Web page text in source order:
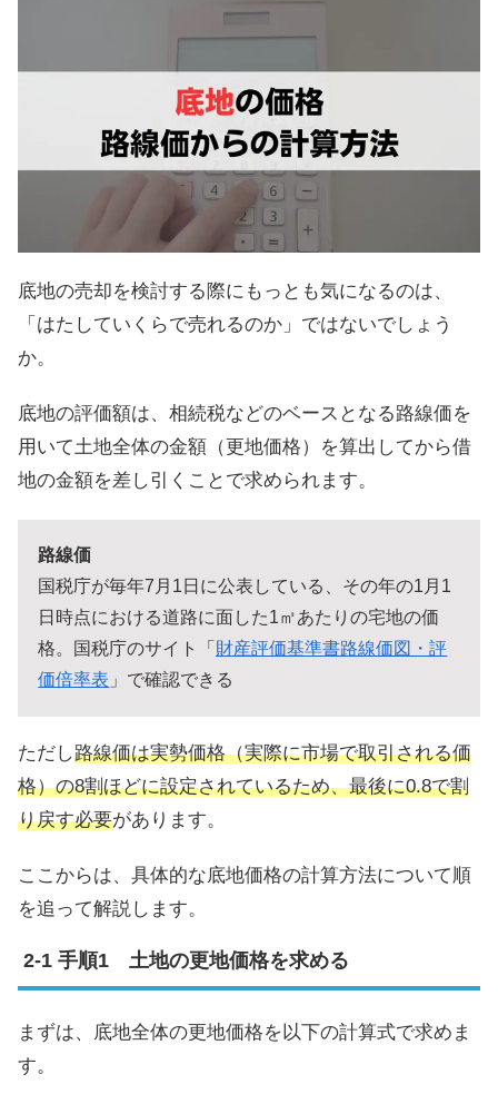
底地の売却を検討する際にもっとも気になるのは、
「はたしていくらで売れるのか」ではないでしょう
か。
底地の評価額は、相続税などのベースとなる路線価を
用いて土地全体の金額（更地価格）を算出してから借
地の金額を差し引くことで求められます。
路線価
国税庁が毎年7月1日に公表している、その年の1月1
日時点における道路に面した1㎡あたりの宅地の価
格。国税庁のサイト「 財産評価基準書路線価図・評
価倍率表 」で確認できる
ただし路線価は実勢価格（実際に市場で取引される価
格）の8割ほどに設定されているため、最後に0.8で割
り戻す必要があります。
ここからは、具体的な底地価格の計算方法について順
を追って解説します。
手順1 土地の更地価格を求める
まずは、底地全体の更地価格を以下の計算式で求めま
す。